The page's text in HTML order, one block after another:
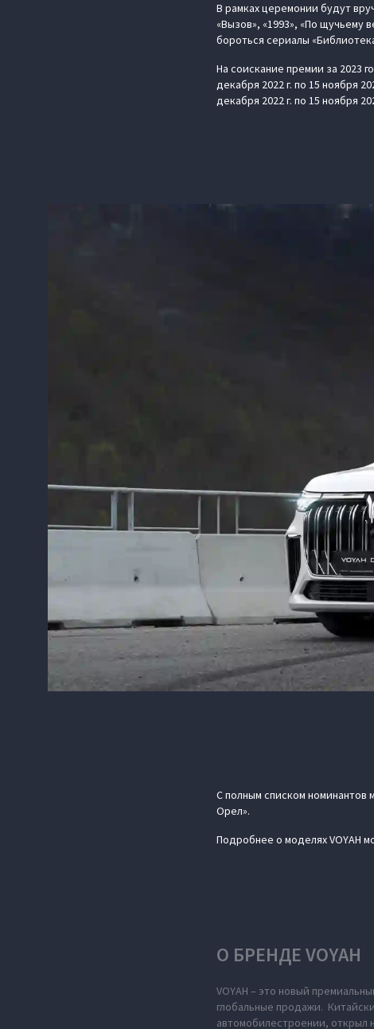
В рамках церемонии будут
«Вызов», «1993», «По щучьему
бороться сериалы
На соискание премии за 2023
декабря 2022 г. по 15 ноября
декабря 2022 г. по 15 ноября
С полным списком номинантов
Орел».
Подробнее о моделях VOYAH
О БРЕНДЕ VOYAH
VOYAH – это новый
глобальные продажи.
автомобилестроении, открыл